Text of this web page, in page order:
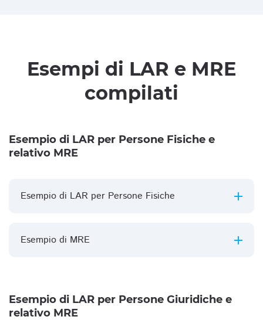
Esempi di LAR e MRE
compilati
Esempio di LAR per Persone Fisiche e
relativo MRE
Esempio di LAR per Persone Fisiche
Esempio di MRE
Esempio di LAR per Persone Giuridiche e
relativo MRE